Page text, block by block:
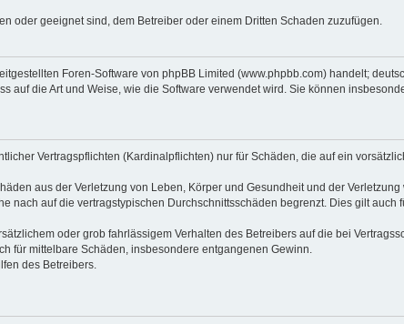
oder geeignet sind, dem Betreiber oder einem Dritten Schaden zuzufügen.
Foren-Software von phpBB Limited (www.phpbb.com) handelt;
die Art und Weise, wie die Software verwendet wird. Sie können
Vertragspflichten (Kardinalpflichten) nur für Schäden, die auf ein
aus der Verletzung von Leben, Körper und Gesundheit und der
auf die vertragstypischen Durchschnittsschäden begrenzt. Dies gilt auch
oder grob fahrlässigem Verhalten des Betreibers auf die bei
für mittelbare Schäden, insbesondere entgangenen Gewinn.
des Betreibers.